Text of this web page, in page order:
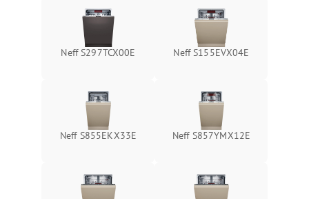
Neff S297TCX00E Neff S155EVX04E
Neff S855EKX33E Neff S857YMX12E